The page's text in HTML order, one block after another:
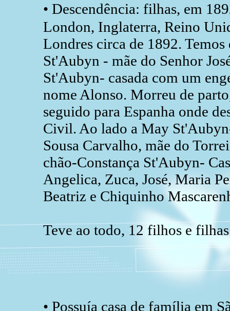
• Descendência: filhas, em
London, Inglaterra, Reino
Londres circa de 1892.
St'Aubyn - mãe do Senhor
St'Aubyn- casada com um
nome Alonso. Morreu de
seguido para Espanha onde
Civil. Ao lado a May
Sousa Carvalho, mãe do
chão-Constança St'Aubyn-
Angelica, Zuca, José, Maria
Beatriz e Chiquinho
Teve ao todo, 12 filhos e
• Possuía casa de família em